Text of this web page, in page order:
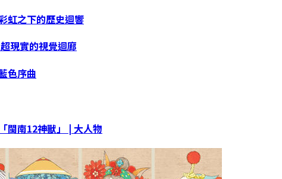
虹之下的歷史迴響
現實的視覺迴廊
色序曲
閩南12神獸」 | 大人物